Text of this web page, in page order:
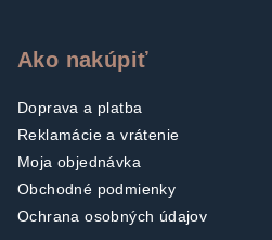
Ako nakúpiť
Doprava a platba
Reklamácie a vrátenie
Moja objednávka
Obchodné podmienky
Ochrana osobných údajov